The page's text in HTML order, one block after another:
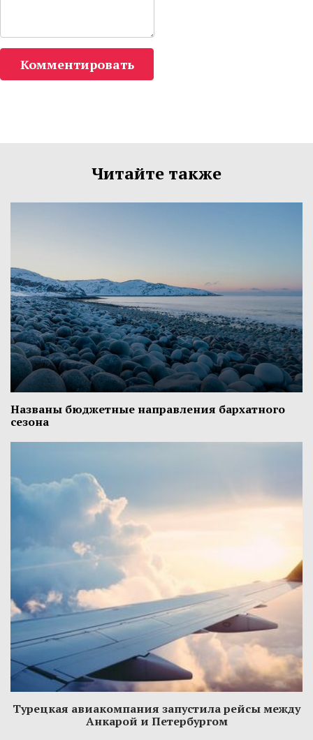
Комментировать
Читайте также
Названы бюджетные направления бархатного
сезона
Турецкая авиакомпания запустила рейсы между
Анкарой и Петербургом